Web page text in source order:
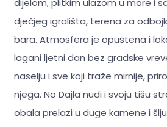
dječjeg igrališta, terena za
bara. Atmosfera je opuštena i
lagani ljetni dan bez gradske
naselju i sve koji traže mirnije,
njega. No Dajla nudi i svoju tišu
obala prelazi u duge kamene i